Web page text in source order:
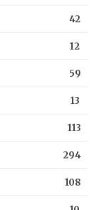
42
12
59
13
113
294
108